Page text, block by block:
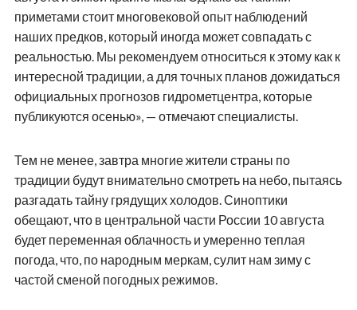
приметами стоит многовековой опыт наблюдений
наших предков, который иногда может совпадать с
реальностью. Мы рекомендуем относиться к этому как к
интересной традиции, а для точных планов дожидаться
официальных прогнозов гидрометцентра, которые
публикуются осенью», — отмечают специалисты.
Тем не менее, завтра многие жители страны по
традиции будут внимательно смотреть на небо, пытаясь
разгадать тайну грядущих холодов. Синоптики
обещают, что в центральной части России 10 августа
будет переменная облачность и умеренно теплая
погода, что, по народным меркам, сулит нам зиму с
частой сменой погодных режимов.